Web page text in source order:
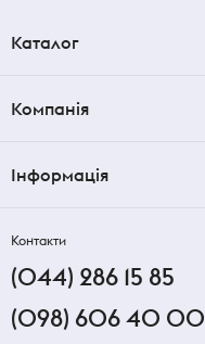
Каталог
Компанія
Інформація
Контакти
(044) 286 15 85
(098) 606 40 00